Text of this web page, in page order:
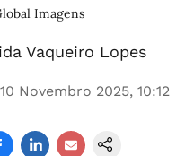
Imagens
Vaqueiro Lopes
10 Novembro 2025, 10:12